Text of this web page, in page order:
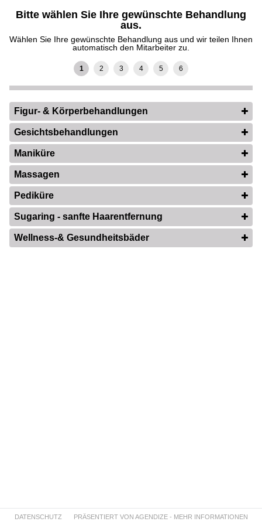
Bitte wählen Sie Ihre gewünschte Behandlung
aus.
Wählen Sie Ihre gewünschte Behandlung aus und wir teilen Ihnen
automatisch den Mitarbeiter zu.
Figur- & Körperbehandlungen
Gesichtsbehandlungen
Maniküre
Massagen
Pediküre
Sugaring - sanfte Haarentfernung
Wellness-& Gesundheitsbäder
DATENSCHUTZ PRÄSENTIERT VON AGENDIZE - MEHR INFORMATIONEN